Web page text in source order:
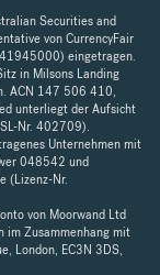
Securities and
von CurrencyFair
eingetragen.
in Milsons Landing
ACN 147 506 410,
unterliegt der Aufsicht
Nr. 402709).
Unternehmen mit
048542 und
(Lizenz-Nr.
von Moorwand Ltd
im Zusammenhang mit
London, EC3N 3DS,